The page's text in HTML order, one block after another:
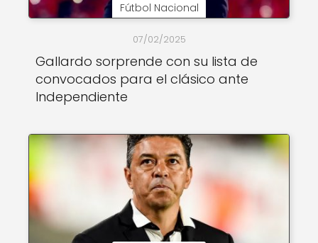
Fútbol Nacional
07/02/2025
Gallardo sorprende con su lista de
convocados para el clásico ante
Independiente